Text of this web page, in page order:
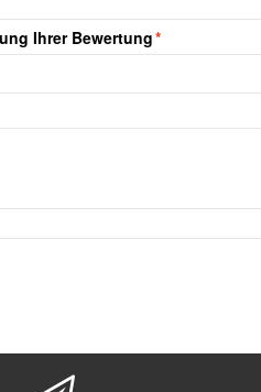
*
Ihrer Bewertung